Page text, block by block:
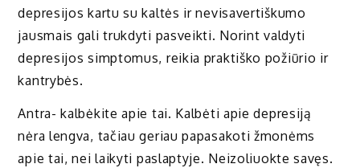
depresijos kartu su kaltės ir nevisavertiškumo
jausmais gali trukdyti pasveikti. Norint valdyti
depresijos simptomus, reikia praktiško požiūrio ir
kantrybės.
Antra- kalbėkite apie tai. Kalbėti apie depresiją
nėra lengva, tačiau geriau papasakoti žmonėms
apie tai, nei laikyti paslaptyje. Neizoliuokte savęs.